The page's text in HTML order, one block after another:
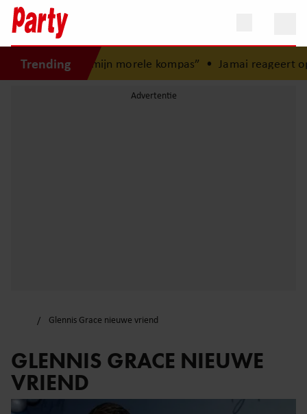
Trending
“Mijn zus is mijn morele kompas”• Jamai reageert op
Glennis Grace nieuwe vriend
GLENNIS GRACE NIEUWE
VRIEND